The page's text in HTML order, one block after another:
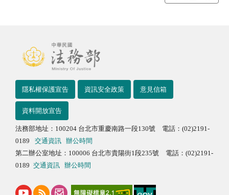
隱私權保護宣告 資訊安全政策 意見信箱
資料開放宣告
法務部地址：100204 台北市重慶南路一段130號 電話：(02)2191-
0189
交通資訊
辦公時間
第二辦公室地址：100006 台北市貴陽街1段235號 電話：(02)2191-
0189 交通資訊 辦公時間